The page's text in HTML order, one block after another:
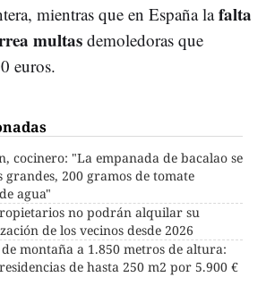
mientras que en España lafalta
multas demoledoras que
euros.
cocinero: "La empanada de bacalao se
grandes, 200 gramos de tomate
agua"
no podrán alquilar su
de los vecinos desde 2026
montaña a 1.850 metros de altura:
de hasta 250 m2 por 5.900 €